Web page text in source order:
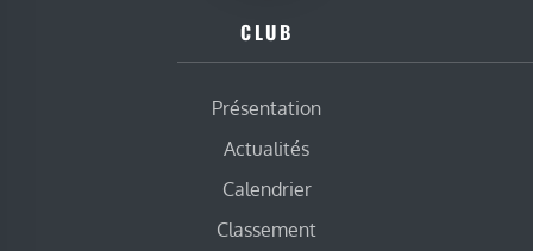
CLUB
Présentation
Actualités
Calendrier
Classement